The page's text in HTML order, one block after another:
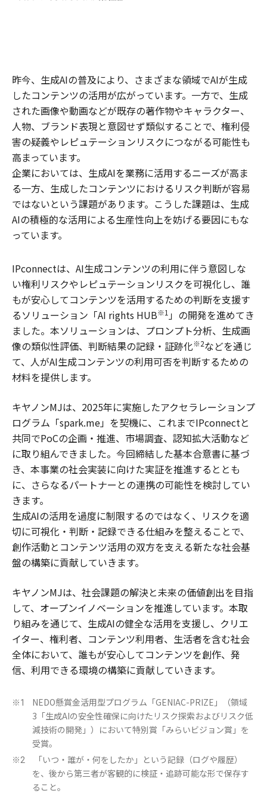
昨今、生成AIの普及により、さまざまな領域でAIが生成
したコンテンツの活用が広がっています。一方で、生成
された画像や動画などが既存の著作物やキャラクター、
人物、ブランド表現と意図せず類似することで、権利侵
害の疑義やレピュテーションリスクにつながる可能性も
高まっています。
企業においては、生成AIを業務に活用するニーズが高ま
る一方、生成したコンテンツにおけるリスク判断が容易
ではないという課題があります。こうした課題は、生成
AIの積極的な活用による生産性向上を妨げる要因にもな
っています。
IPconnectは、AI生成コンテンツの利用に伴う意図しな
い権利リスクやレピュテーションリスクを可視化し、誰
もが安心してコンテンツを活用するための判断を支援す
るソリューション「AI rights HUB※1 」の開発を進めてき
ました。本ソリューションは、プロンプト分析、生成画
像の類似性評価、判断結果の記録・証跡化※2などを通じ
て、人がAI生成コンテンツの利用可否を判断するための
材料を提供します。
キヤノンMJは、2025年に実施したアクセラレーションプ
ログラム「spark.me」を契機に、これまでIPconnectと
共同でPoCの企画・推進、市場調査、認知拡大活動など
に取り組んできました。今回締結した基本合意書に基づ
き、本事業の社会実装に向けた実証を推進するととも
に、さらなるパートナーとの連携の可能性を検討してい
きます。
生成AIの活用を過度に制限するのではなく、リスクを適
切に可視化・判断・記録できる仕組みを整えることで、
創作活動とコンテンツ活用の双方を支える新たな社会基
盤の構築に貢献していきます。
キヤノンMJは、社会課題の解決と未来の価値創出を目指
して、オープンイノベーションを推進しています。本取
り組みを通じて、生成AIの健全な活用を支援し、クリエ
イター、権利者、コンテンツ利用者、生活者を含む社会
全体において、誰もが安心してコンテンツを創作、発
信、利用できる環境の構築に貢献していきます。
※1
NEDO懸賞金活用型プログラム「GENIAC-PRIZE」（領域
3「生成AIの安全性確保に向けたリスク探索およびリスク低
減技術の開発」）において特別賞「みらいビジョン賞」を
受賞。
※2
「いつ・誰が・何をしたか」という記録（ログや履歴）
を、後から第三者が客観的に検証・追跡可能な形で保存す
ること。